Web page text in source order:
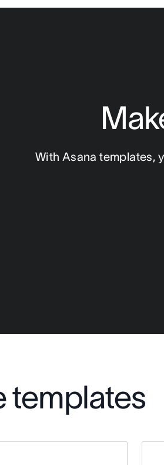
With Asana templates,
templates